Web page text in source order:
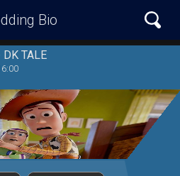
Bio
DK TALE
cc 071536